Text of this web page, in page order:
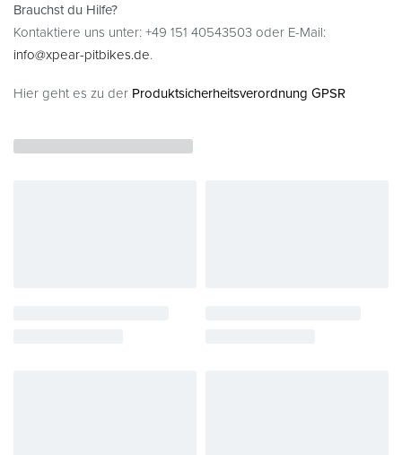
Brauchst du Hilfe?
Kontaktiere uns unter: +49 151 40543503 oder E-Mail:
info@xpear-pitbikes.de.
Hier geht es zu der Produktsicherheitsverordnung GPSR